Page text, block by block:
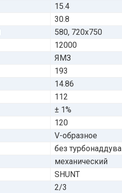
15.4
30.8
580, 720х750
12000
ЯМЗ
193
14.86
112
± 1%
120
V-образное
без турбонаддува
механический
SHUNT
2/3